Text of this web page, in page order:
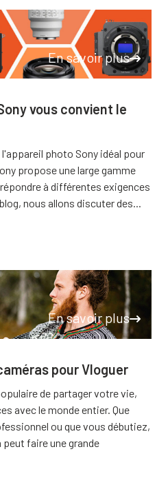
En savoir plus
vous convient le
photo Sony idéal pour
propose une large gamme
à différentes exigences
nous allons discuter des...
En savoir plus
pour Vloguer
de partager votre vie,
avec le monde entier. Que
ou que vous débutiez,
peut faire une grande